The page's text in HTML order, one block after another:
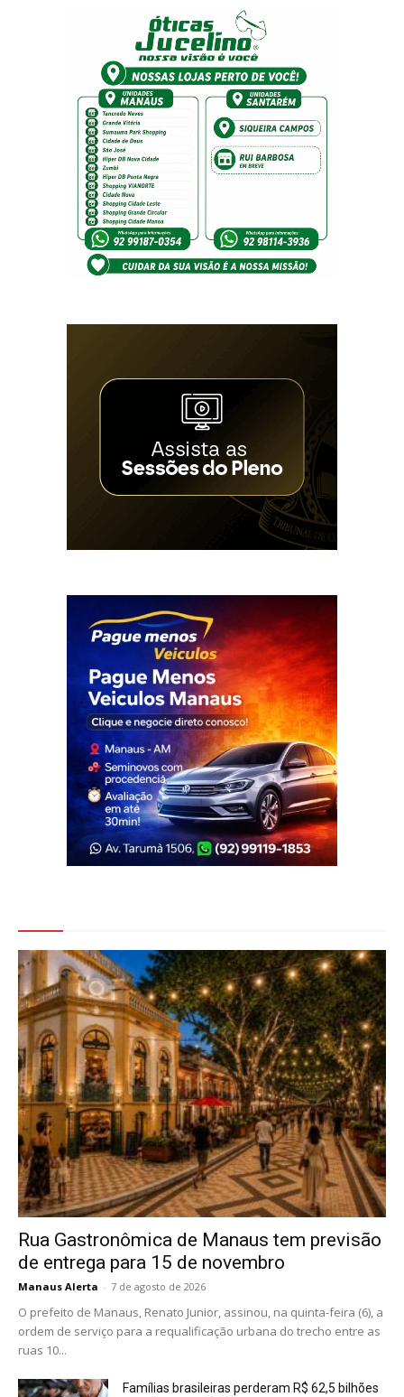
Rua Gastronômica de Manaus tem previsão
de entrega para 15 de novembro
Manaus Alerta - 7 de agosto de 2026
O prefeito de Manaus, Renato Junior, assinou, na quinta-feira (6), a
ordem de serviço para a requalificação urbana do trecho entre as
ruas 10...
Famílias brasileiras perderam R$ 62,5 bilhões